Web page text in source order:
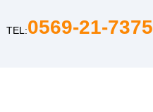
TEL:0569-21-7375